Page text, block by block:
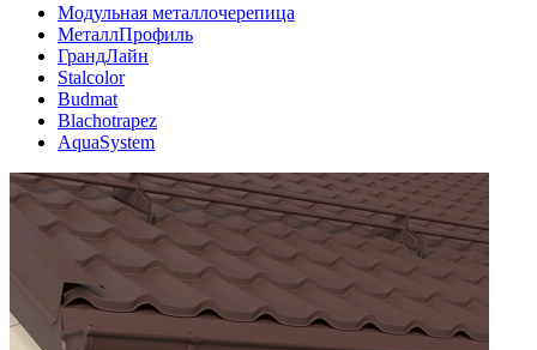
Модульная металлочерепица
МеталлПрофиль
ГрандЛайн
Stalcolor
Budmat
Blachotrapez
AquaSystem